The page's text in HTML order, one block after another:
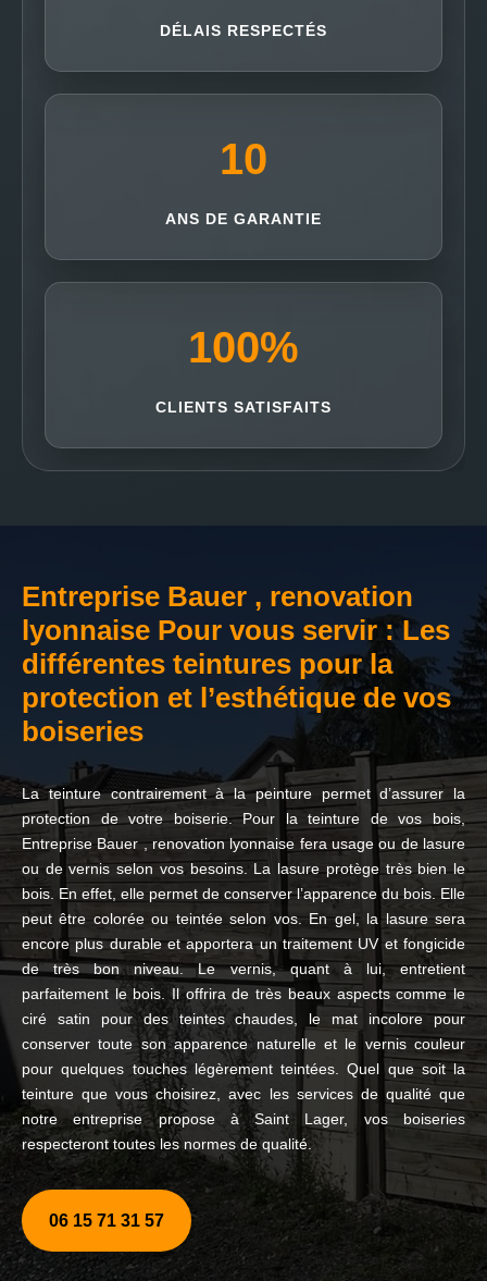
DÉLAIS RESPECTÉS
10
ANS DE GARANTIE
100%
CLIENTS SATISFAITS
Entreprise Bauer , renovation
lyonnaise Pour vous servir : Les
différentes teintures pour la
protection et l’esthétique de vos
boiseries
La teinture contrairement à la peinture permet d’assurer la
protection de votre boiserie. Pour la teinture de vos bois,
Entreprise Bauer , renovation lyonnaise fera usage ou de lasure
ou de vernis selon vos besoins. La lasure protège très bien le
bois. En effet, elle permet de conserver l’apparence du bois. Elle
peut être colorée ou teintée selon vos. En gel, la lasure sera
encore plus durable et apportera un traitement UV et fongicide
de très bon niveau. Le vernis, quant à lui, entretient
parfaitement le bois. Il offrira de très beaux aspects comme le
ciré satin pour des teintes chaudes, le mat incolore pour
conserver toute son apparence naturelle et le vernis couleur
pour quelques touches légèrement teintées. Quel que soit la
teinture que vous choisirez, avec les services de qualité que
notre entreprise propose à Saint Lager, vos boiseries
respecteront toutes les normes de qualité.
06 15 71 31 57